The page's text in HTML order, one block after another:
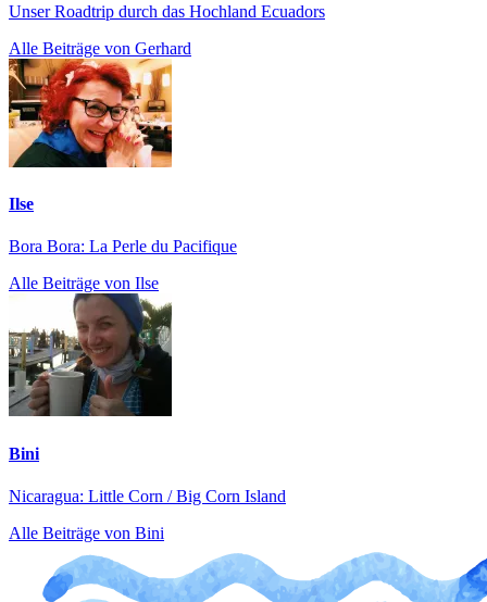
Unser Roadtrip durch das Hochland Ecuadors
Alle Beiträge von Gerhard
Ilse
Bora Bora: La Perle du Pacifique
Alle Beiträge von Ilse
Bini
Nicaragua: Little Corn / Big Corn Island
Alle Beiträge von Bini